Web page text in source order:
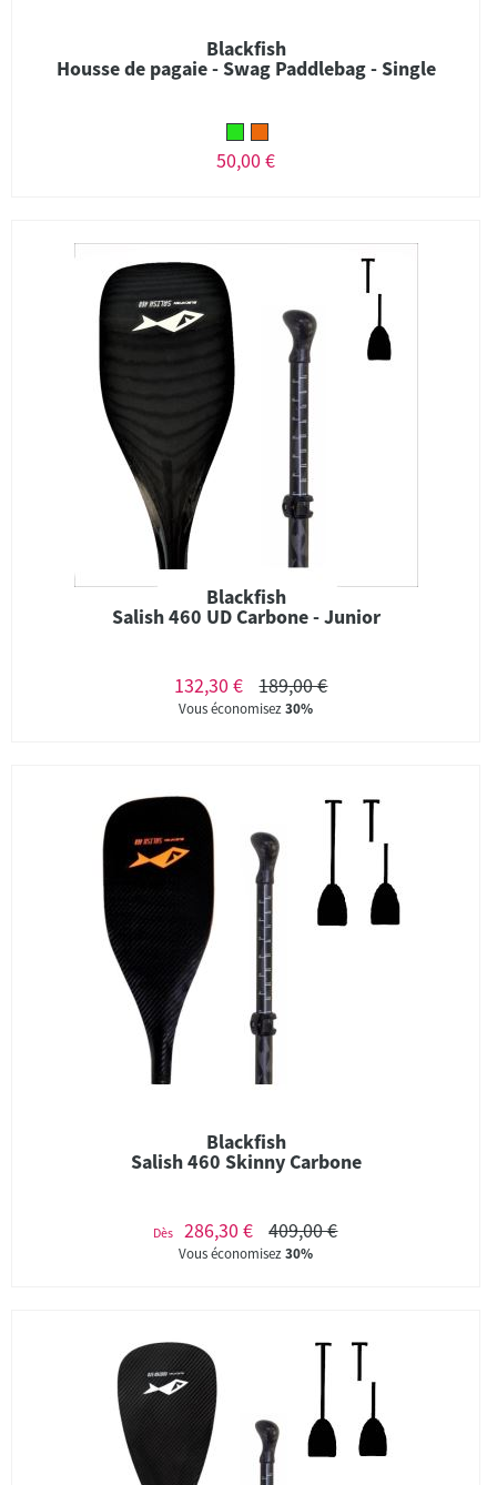
Blackfish
Housse de pagaie - Swag Paddlebag - Single
50,00 €
Blackfish
Salish 460 UD Carbone - Junior
132,30 € 189,00 €
Vous économisez30%
Blackfish
Salish 460 Skinny Carbone
Dès 286,30 € 409,00 €
Vous économisez30%